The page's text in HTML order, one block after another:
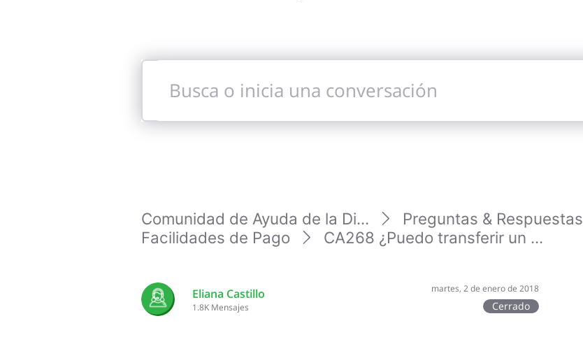
Busca
inicia
Comunidad de Ayuda de la Di...
Preguntas & Respuestas
Facilidades de Pago
CA268 ¿Puedo transferir un ...
Eliana Castillo
1.8K Mensajes
martes, 2 de enero de 2018
Cerrado